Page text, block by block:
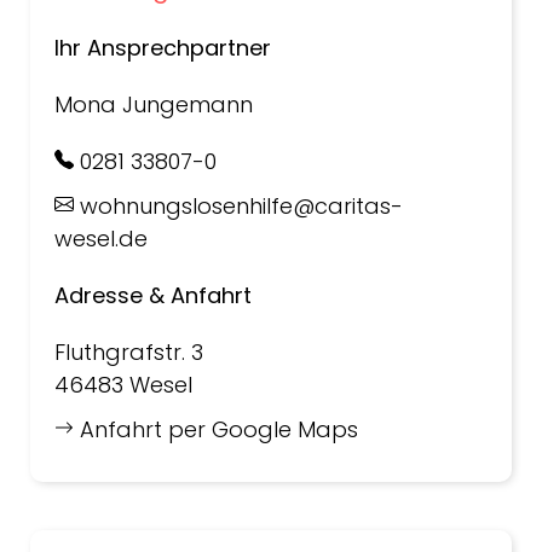
Ihr Ansprechpartner
Mona Jungemann
0281 33807-0
wohnungslosenhilfe@caritas-
wesel.de
Adresse & Anfahrt
Fluthgrafstr. 3
46483 Wesel
Anfahrt per Google Maps